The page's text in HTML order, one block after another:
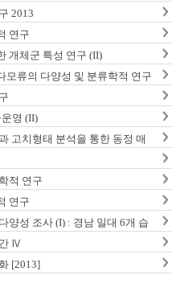
2013
연구
개체군 특성 연구 (II)
모류의 다양성 및 분류학적 연구
영 (II)
고치형태 분석을 통한 동정 매
적 연구
연구
양성 조사 (I) : 경남 일대 6개 습
Ⅳ
[2013]